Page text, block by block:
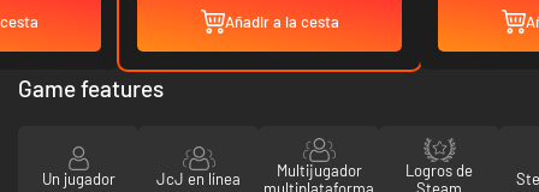
Añadir a la cesta
Game features
Un jugador JcJ en línea
Multijugador
Logros de